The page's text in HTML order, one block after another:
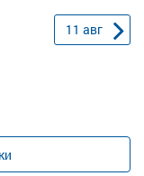
11 авг